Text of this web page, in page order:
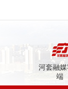
河套融
端